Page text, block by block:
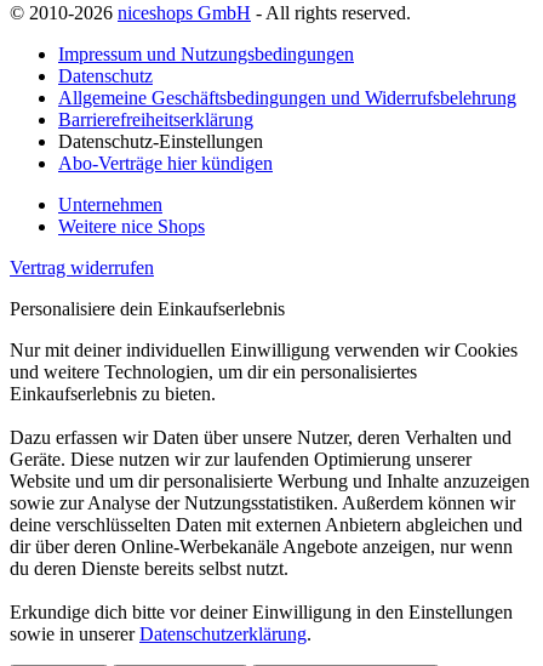
© 2010-2026 niceshops GmbH - All rights reserved.
Impressum und Nutzungsbedingungen
Datenschutz
Allgemeine Geschäftsbedingungen und Widerrufsbelehrung
Barrierefreiheitserklärung
Datenschutz-Einstellungen
Abo-Verträge hier kündigen
Unternehmen
Weitere nice Shops
Vertrag widerrufen
Personalisiere dein Einkaufserlebnis
Nur mit deiner individuellen Einwilligung verwenden wir Cookies
und weitere Technologien, um dir ein personalisiertes
Einkaufserlebnis zu bieten.
Dazu erfassen wir Daten über unsere Nutzer, deren Verhalten und
Geräte. Diese nutzen wir zur laufenden Optimierung unserer
Website und um dir personalisierte Werbung und Inhalte anzuzeigen
sowie zur Analyse der Nutzungsstatistiken. Außerdem können wir
deine verschlüsselten Daten mit externen Anbietern abgleichen und
dir über deren Online-Werbekanäle Angebote anzeigen, nur wenn
du deren Dienste bereits selbst nutzt.
Erkundige dich bitte vor deiner Einwilligung in den Einstellungen
sowie in unsererDatenschutzerklärung.